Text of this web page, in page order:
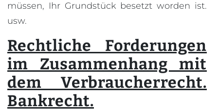
müssen, Ihr Grundstück besetzt worden ist.
usw.
Rechtliche Forderungen
im Zusammenhang mit
dem Verbraucherrecht.
Bankrecht.